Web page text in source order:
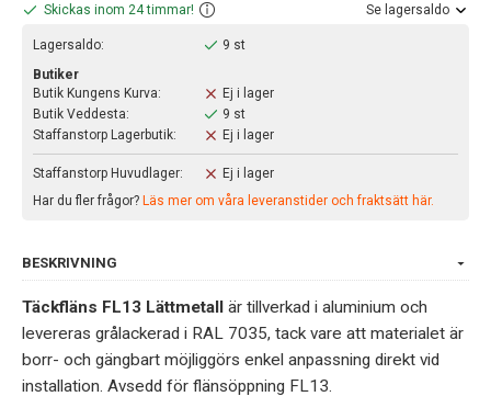
Skickas inom 24 timmar! Se lagersaldo
Lagersaldo:
9 st
Butiker
Butik Kungens Kurva:
Ej i lager
Butik Veddesta:
9 st
Staffanstorp Lagerbutik:
Ej i lager
Staffanstorp Huvudlager:
Ej i lager
Har du fler frågor? Läs mer om våra leveranstider och fraktsätt här.
BESKRIVNING
Täckfläns FL13 Lättmetall är tillverkad i aluminium och
levereras grålackerad i RAL 7035, tack vare att materialet är
borr- och gängbart möjliggörs enkel anpassning direkt vid
installation. Avsedd för flänsöppning FL13.